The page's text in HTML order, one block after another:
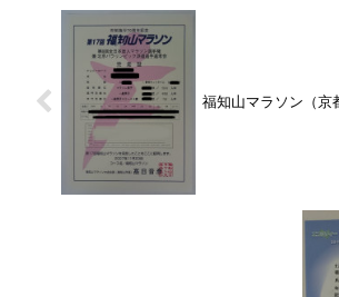
福知山マラソン（京